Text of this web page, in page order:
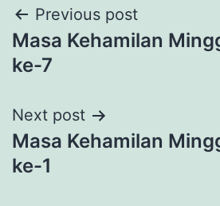
Post
navigation
Previous post
Masa Kehamilan
ke-7
Next post
Masa Kehamilan
ke-1